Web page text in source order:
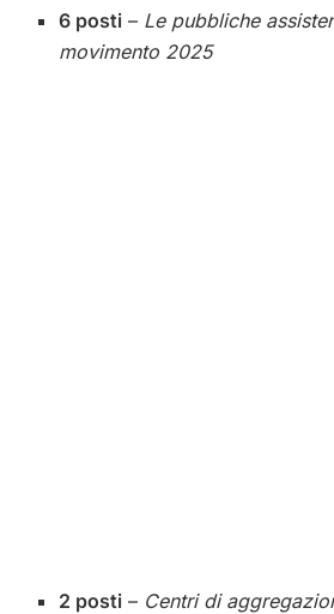
6 posti – Le pubbliche
movimento 2025
2 posti – Centri di